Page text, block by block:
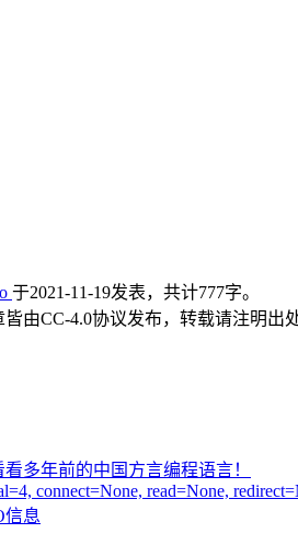
于2021-11-19发表，共计777字。
由CC-4.0协议发布，转载请注明出处
多年前的中国方言编程语言！
connect=None, read=None,
信息